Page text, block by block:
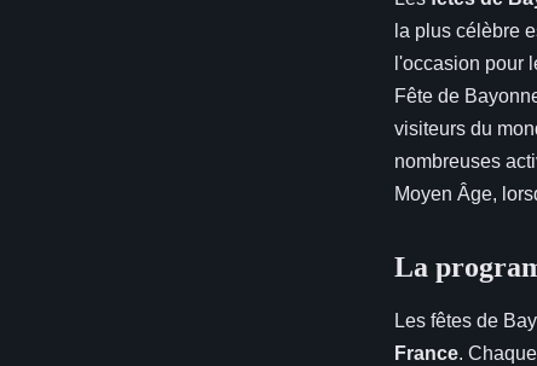
la plus célèbre
l'occasion pour
Fête de
visiteurs du
nombreuses
Moyen Âge,
La
Les fêtes de
France.